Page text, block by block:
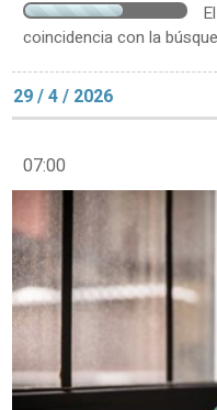
coincidencia con la
29 / 4 / 2026
07:00